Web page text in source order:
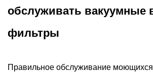
обслуживать вакуумные
фильтры
Правильное обслуживание